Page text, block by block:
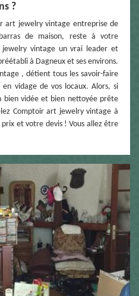
?
art jewelry vintage entreprise de
de maison, reste à votre
jewelry vintage un vrai leader et
à Dagneux et ses environs.
, détient tous les savoir-faire
vidage de vos locaux. Alors, si
bien vidée et bien nettoyée prête
Comptoir art jewelry vintage à
et votre devis ! Vous allez être